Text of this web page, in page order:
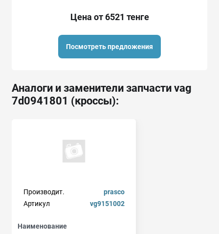
Цена от 6521 тенге
Посмотреть предложения
Аналоги и заменители запчасти vag
7d0941801 (кроссы):
Производит.
prasco
Артикул
vg9151002
Наименование